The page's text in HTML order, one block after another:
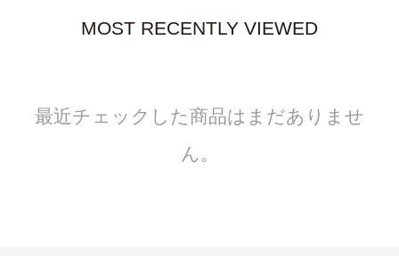
MOST RECENTLY VIEWED
最近チェックした商品はまだありませ
ん。